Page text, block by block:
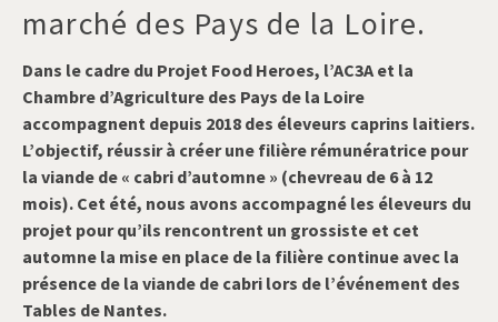
marché des Pays de la Loire.
Dans le cadre du Projet Food Heroes, l’AC3A et la
Chambre d’Agriculture des Pays de la Loire
accompagnent depuis 2018 des éleveurs caprins laitiers.
L’objectif, réussir à créer une filière rémunératrice pour
la viande de « cabri d’automne » (chevreau de 6 à 12
mois). Cet été, nous avons accompagné les éleveurs du
projet pour qu’ils rencontrent un grossiste et cet
automne la mise en place de la filière continue avec la
présence de la viande de cabri lors de l’événement des
Tables de Nantes.